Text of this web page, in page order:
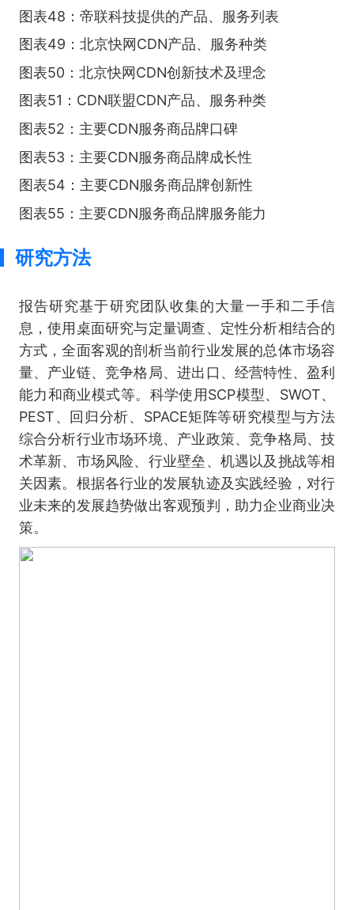
图表48：帝联科技提供的产品、服务列表
图表49：北京快网CDN产品、服务种类
图表50：北京快网CDN创新技术及理念
图表51：CDN联盟CDN产品、服务种类
图表52：主要CDN服务商品牌口碑
图表53：主要CDN服务商品牌成长性
图表54：主要CDN服务商品牌创新性
图表55：主要CDN服务商品牌服务能力
研究方法
报告研究基于研究团队收集的大量一手和二手信
息，使用桌面研究与定量调查、定性分析相结合的
方式，全面客观的剖析当前行业发展的总体市场容
量、产业链、竞争格局、进出口、经营特性、盈利
能力和商业模式等。科学使用SCP模型、SWOT、
PEST、回归分析、SPACE矩阵等研究模型与方法
综合分析行业市场环境、产业政策、竞争格局、技
术革新、市场风险、行业壁垒、机遇以及挑战等相
关因素。根据各行业的发展轨迹及实践经验，对行
业未来的发展趋势做出客观预判，助力企业商业决
策。